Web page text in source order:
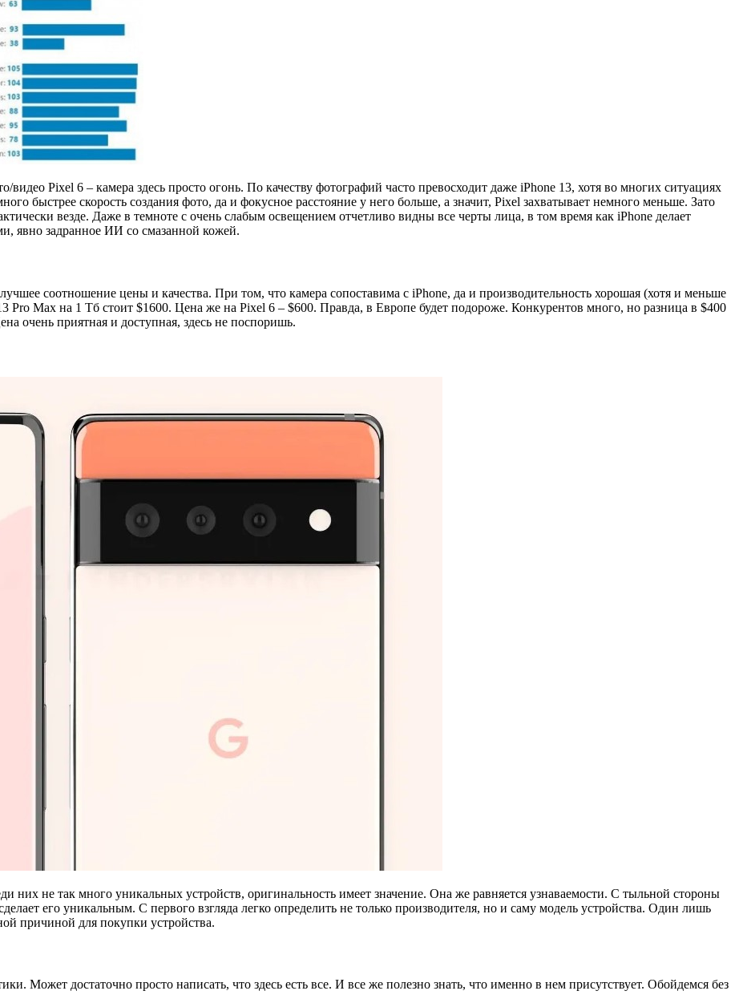
Pixel 6 – камера здесь просто огонь. По качеству фотографий часто превосходит даже iPhone 13, хотя во многих ситуациях
быстрее скорость создания фото, да и фокусное расстояние у него больше, а значит, Pixel захватывает немного меньше. Зато
везде. Даже в темноте с очень слабым освещением отчетливо видны все черты лица, в том время как iPhone делает
явно задранное ИИ со смазанной кожей.
соотношение цены и качества. При том, что камера сопоставима с iPhone, да и производительность хорошая (хотя и меньше
Pro Max на 1 Тб стоит $1600. Цена же на Pixel 6 – $600. Правда, в Европе будет подороже. Конкурентов много, но разница в $400
очень приятная и доступная, здесь не поспоришь.
них не так много уникальных устройств, оригинальность имеет значение. Она же равняется узнаваемости. С тыльной стороны
его уникальным. С первого взгляда легко определить не только производителя, но и саму модель устройства. Один лишь
причиной для покупки устройства.
Может достаточно просто написать, что здесь есть все. И все же полезно знать, что именно в нем присутствует. Обойдемся без